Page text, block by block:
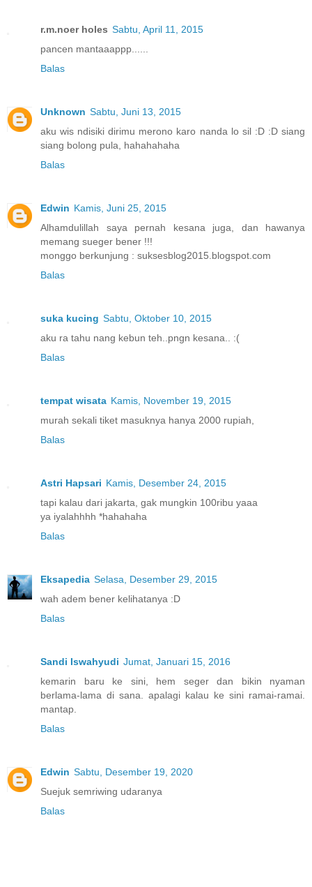
r.m.noer holes Sabtu, April 11, 2015
pancen mantaaappp......
Balas
Unknown Sabtu, Juni 13, 2015
aku wis ndisiki dirimu merono karo nanda lo sil :D :D siang
siang bolong pula, hahahahaha
Balas
Edwin Kamis, Juni 25, 2015
Alhamdulillah saya pernah kesana juga, dan hawanya
memang sueger bener !!!
monggo berkunjung : suksesblog2015.blogspot.com
Balas
suka kucing Sabtu, Oktober 10, 2015
aku ra tahu nang kebun teh..pngn kesana.. :(
Balas
tempat wisata Kamis, November 19, 2015
murah sekali tiket masuknya hanya 2000 rupiah,
Balas
Astri Hapsari Kamis, Desember 24, 2015
tapi kalau dari jakarta, gak mungkin 100ribu yaaa
ya iyalahhhh *hahahaha
Balas
Eksapedia Selasa, Desember 29, 2015
wah adem bener kelihatanya :D
Balas
Sandi Iswahyudi Jumat, Januari 15, 2016
kemarin baru ke sini, hem seger dan bikin nyaman
berlama-lama di sana. apalagi kalau ke sini ramai-ramai.
mantap.
Balas
Edwin Sabtu, Desember 19, 2020
Suejuk semriwing udaranya
Balas